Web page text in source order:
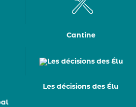
Cantine
Les décisions des Élu